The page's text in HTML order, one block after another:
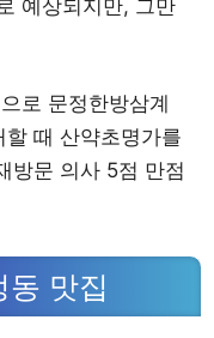
예상되지만, 그만
로 문정한방삼계
때 산약초명가를
방문 의사 5점 만점
동 맛집